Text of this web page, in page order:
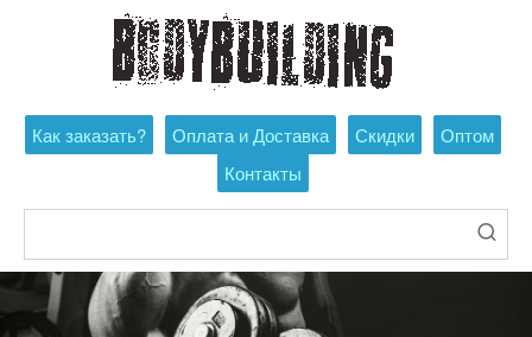
Как заказать? Оплата и Доставка Скидки
Оптом
Контакты